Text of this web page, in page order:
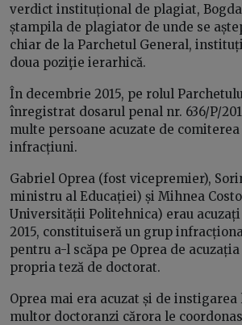
verdict instituțional de plagiat,
ștampila de plagiator de unde se
chiar de la Parchetul General,
doua poziţie ierarhică.
În decembrie 2015, pe rolul
înregistrat dosarul penal nr. 636/P/
multe persoane acuzate de
infracțiuni.
Gabriel Oprea (fost vicepremier),
ministru al Educației) și Mihnea
Universității Politehnica) erau acuzați
2015, constituiseră un grup
pentru a-l scăpa pe Oprea de
propria teză de doctorat.
Oprea mai era acuzat și de
multor doctoranzi cărora le